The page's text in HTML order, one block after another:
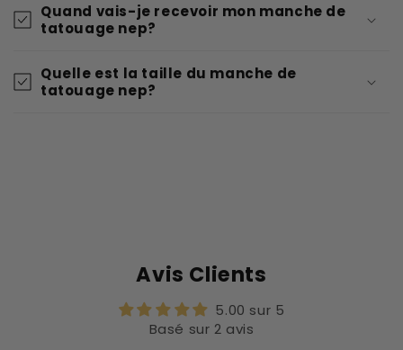
Quand vais-je recevoir mon manche de
tatouage nep?
Quelle est la taille du manche de
tatouage nep?
Avis Clients
5.00 sur 5
Basé sur 2 avis